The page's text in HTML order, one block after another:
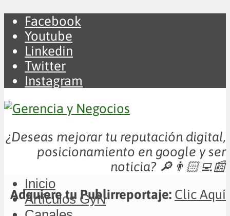
Facebook
Youtube
Linkedin
Twitter
Instagram
¿Deseas mejorar tu reputación digital,
posicionamiento en google y ser
noticia? 🔎👨🏻‍💻📰
Adquiere tu Publirreportaje: Clic Aquí
Inicio
Artículos GyN